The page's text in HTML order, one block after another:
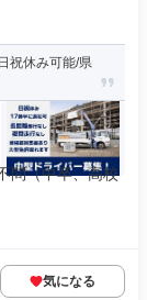
祝休み可能/県
問（中卒、高校
気になる